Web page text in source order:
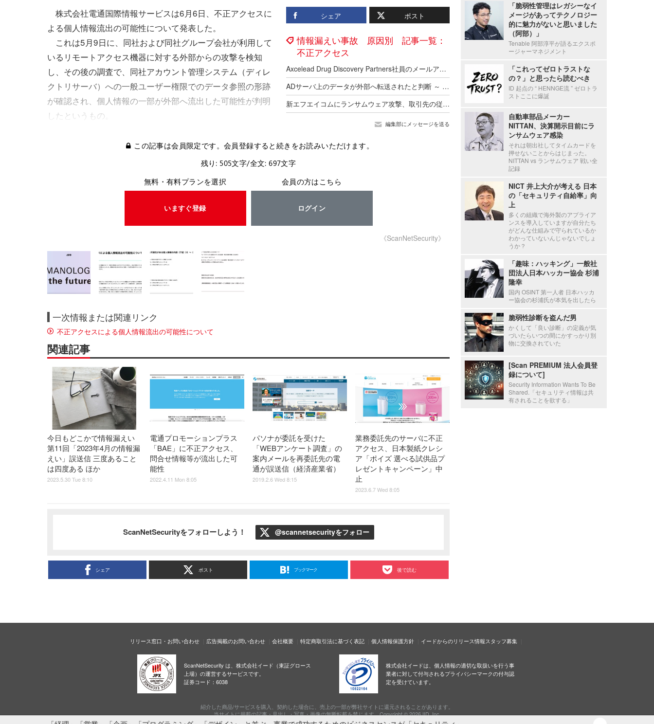
シェア ポスト
情報漏えい事故 原因別 記事一覧：
不正アクセス
Axcelead Drug Discovery Partners社員のメールアカウントに不正アクセス、約7,000通のメールで痕跡を確認
ADサーバ上のデータが外部へ転送されたと判断 ～ 精電舎電子工業にランサムウェア攻撃
新エフエイコムにランサムウェア攻撃、取引先の従業員に関する個人情報が漏えいした可能性
編集部にメッセージを送る
株式会社電通国際情報サービスは6月6日、不正アクセスに
よる個人情報流出の可能性について発表した。
これは5月9日に、同社および同社グループ会社が利用して
いるリモートアクセス機器に対する外部からの攻撃を検知
し、その後の調査で、同社アカウント管理システム（ディレ
クトリサーバ）への一般ユーザー権限でのデータ参照の形跡
が確認され、個人情報の一部が外部へ流出した可能性が判明
したというもの。
この記事は会員限定です。会員登録すると続きをお読みいただけます。
残り: 505文字/全文: 697文字
無料・有料プランを選択
いますぐ登録
会員の方はこちら
ログイン
《ScanNetSecurity》
一次情報または関連リンク
不正アクセスによる個人情報流出の可能性について
関連記事
今日もどこかで情報漏えい
第11回「2023年4月の情報漏
えい」誤送信 三度あること
は四度ある ほか
2023.5.30 Tue 8:10
電通プロモーションプラス
「BAE」に不正アクセス、
問合せ情報等が流出した可
能性
2022.4.11 Mon 8:05
パソナが委託を受けた
「WEBアンケート調査」の
案内メールを再委託先の電
通が誤送信（経済産業省）
2019.2.6 Wed 8:15
業務委託先のサーバに不正
アクセス、日本製紙クレシ
ア「ポイズ 選べる試供品プ
レゼントキャンペーン」中
止
2023.6.7 Wed 8:05
ScanNetSecurityをフォローしよう！ @scannetsecurityをフォロー
シェア ポスト ブックマーク 後で読む
「脆弱性管理はレガシーなイ
メージがあってテクノロジー
的に魅力がないと思いました
（阿部）」
Tenable 阿部淳平が語るエクスポ
ージャーマネジメント
「これってゼロトラストな
の？」と思ったら読むべき
ID 起点の “ HENNGE流 ” ゼロトラ
ストここに爆誕
自動車部品メーカー
NITTAN、決算開示目前にラ
ンサムウェア感染
それは朝出社してタイムカードを
押せないことからはじまった。
NITTAN vs ランサムウェア 戦い全
記録
NICT 井上大介が考える 日本
の「セキュリティ自給率」向
上
多くの組織で海外製のアプライア
ンスを導入していますが自分たち
がどんな仕組みで守られているか
わかっていないんじゃないでしょ
うか？
「趣味：ハッキング」一般社
団法人日本ハッカー協会 杉浦
隆幸
国内 OSINT 第一人者 日本ハッカ
ー協会の杉浦氏が本気を出したら
脆弱性診断を盗んだ男
かくして「良い診断」の定義が気
づいたらいつの間にかすっかり別
物に交換されていた
[Scan PREMIUM 法人会員登
録について]
Security Information Wants To Be
Shared.「セキュリティ情報は共
有されることを欲する」
リリース窓口・お問い合わせ 広告掲載のお問い合わせ 会社概要 特定商取引法に基づく表記 個人情報保護方針 イードからのリリース情報スタッフ募集
ScanNetSecurity は、株式会社イード（東証グロース
上場）の運営するサービスです。
証券コード：6038
株式会社イードは、個人情報の適切な取扱いを行う事
業者に対して付与されるプライバシーマークの付与認
定を受けています。
紹介した商品/サービスを購入、契約した場合に、売上の一部が弊社サイトに還元されることがあります。
当サイトに掲載の記事・見出し・写真・画像の無断転載を禁じます。Copyright © 2026 IID, Inc.